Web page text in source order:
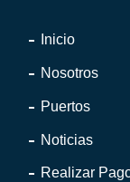
Inicio
Nosotros
Puertos
Noticias
Realizar